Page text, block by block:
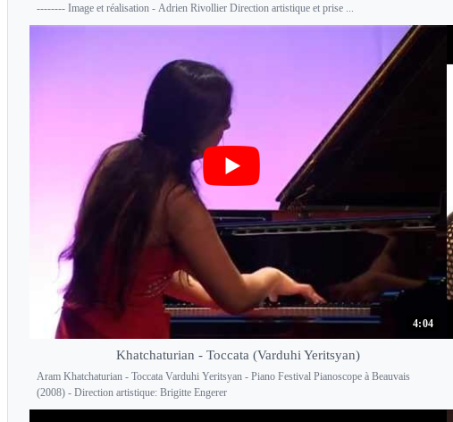
-------- Image et réalisation - Adrien Rivollier Direction artistique et prise ...
4:04
Khatchaturian - Toccata (Varduhi Yeritsyan)
Aram Khatchaturian - Toccata Varduhi Yeritsyan - Piano Festival Pianoscope à Beauvais
(2008) - Direction artistique: Brigitte Engerer